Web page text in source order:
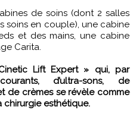
de soins (dont 2 salles
soins en couple), une cabine
et des mains, une cabine
Carita.
Lift Expert » qui, par
d’ultra-sons, de
de crèmes se révèle comme
chirurgie esthétique.